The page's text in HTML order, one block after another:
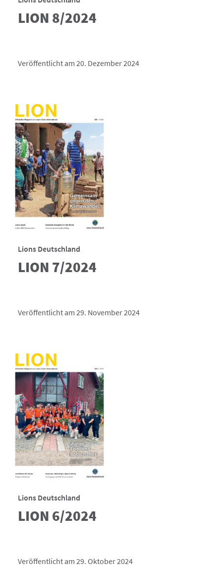
LION 8/2024
Veröffentlicht am 20. Dezember 2024
Lions Deutschland
LION 7/2024
Veröffentlicht am 29. November 2024
Lions Deutschland
LION 6/2024
Veröffentlicht am 29. Oktober 2024